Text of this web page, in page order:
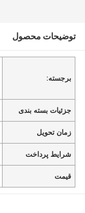
توضیحات محصول
برجسته:
جزئیات بسته بندی
زمان تحویل
شرایط پرداخت
قیمت